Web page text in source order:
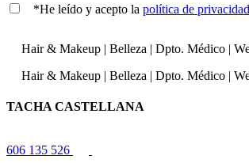
*He leído y acepto la política de privacidad
Hair & Makeup | Belleza | Dpto. Médico |
Hair & Makeup | Belleza | Dpto. Médico |
TACHA CASTELLANA
606 135 526